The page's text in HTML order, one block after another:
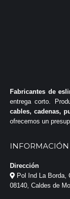
Fabricantes de
entrega corto.
cables, cadenas,
ofrecemos un
INFORMACIÓN
Dirección
Pol Ind La Borda,
08140, Caldes de